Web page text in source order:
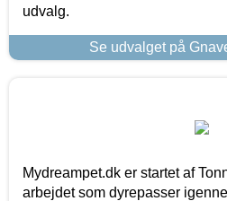
udvalg.
Se udvalget på
Mydreampet.dk er startet af
arbejdet som dyrepasser